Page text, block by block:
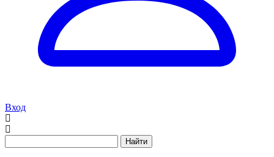
Вход
Найти